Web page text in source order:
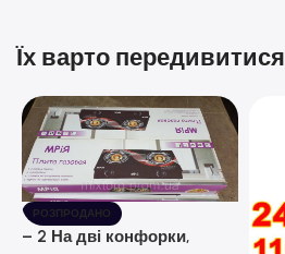
Їх варто передивитися
РОЗПРОДАНО
– 2 На дві конфорки,